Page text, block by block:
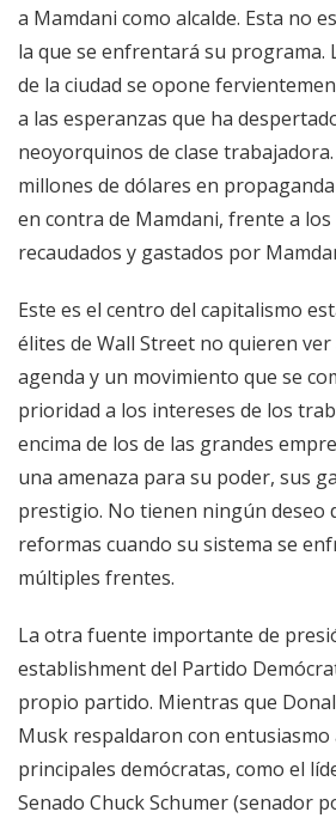
a Mamdani como alcalde. Esta no
la que se enfrentará su programa.
de la ciudad se opone
a las esperanzas que ha
neoyorquinos de clase
millones de dólares en
en contra de Mamdani, frente a los
recaudados y gastados por
Este es el centro del capitalismo
élites de Wall Street no quieren
agenda y un movimiento que se
prioridad a los intereses de los
encima de los de las grandes
una amenaza para su poder, sus
prestigio. No tienen ningún deseo
reformas cuando su sistema se
múltiples frentes.
La otra fuente importante de
establishment del Partido
propio partido. Mientras que
Musk respaldaron con entusiasmo
principales demócratas, como el
Senado Chuck Schumer (senador